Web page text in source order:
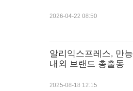
2026-04-22 08:50
알리익스프레스, 만
내외 브랜드 총출동
2025-08-18 12:15